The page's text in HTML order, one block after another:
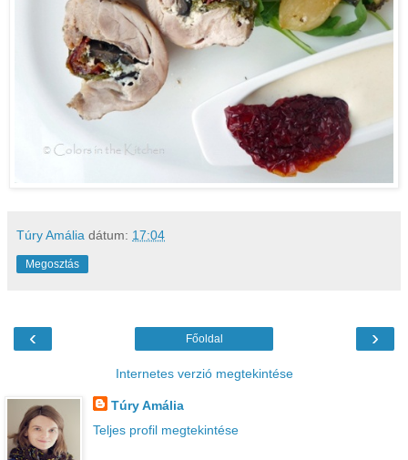
Túry Amália dátum: 17:04
Megosztás
‹ ›
Főoldal
Internetes verzió megtekintése
Túry Amália
Teljes profil megtekintése